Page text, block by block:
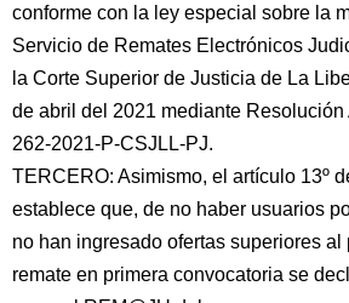
conforme con la ley especial sobre la
Servicio de Remates Electrónicos
la Corte Superior de Justicia de La
de abril del 2021 mediante Resolución
262-2021-P-CSJLL-PJ.
TERCERO: Asimismo, el artículo 13º
establece que, de no haber usuarios
no han ingresado ofertas superiores al
remate en primera convocatoria se